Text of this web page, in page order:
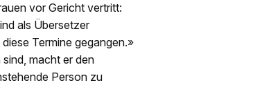
vor Gericht vertritt:
als Übersetzer
Termine gegangen.»
macht er den
Person zu